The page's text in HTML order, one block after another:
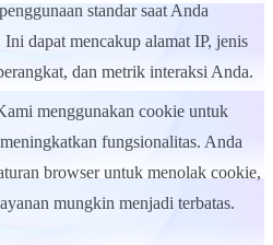
standar saat Anda
dapat mencakup alamat IP, jenis
dan metrik interaksi Anda.
menggunakan cookie untuk
fungsionalitas. Anda
browser untuk menolak cookie,
mungkin menjadi terbatas.